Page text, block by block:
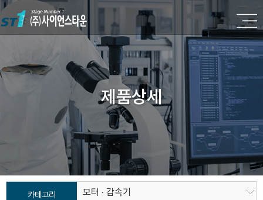
제품상세
카테고리 모터 · 감속기